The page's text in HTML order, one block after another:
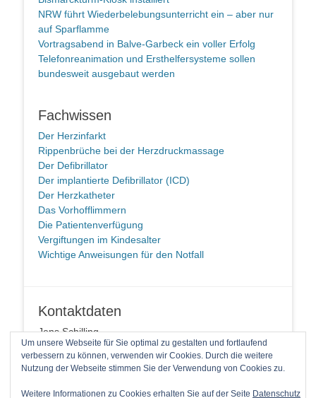
NRW führt Wiederbelebungsunterricht ein – aber nur
auf Sparflamme
Vortragsabend in Balve-Garbeck ein voller Erfolg
Telefonreanimation und Ersthelfersysteme sollen
bundesweit ausgebaut werden
Fachwissen
Der Herzinfarkt
Rippenbrüche bei der Herzdruckmassage
Der Defibrillator
Der implantierte Defibrillator (ICD)
Der Herzkatheter
Das Vorhofflimmern
Die Patientenverfügung
Vergiftungen im Kindesalter
Wichtige Anweisungen für den Notfall
Kontaktdaten
Jens Schilling
58091 Hagen
Telefon: +49 2337 94 90 14 1
E-Mail
Um unsere Webseite für Sie optimal zu gestalten und fortlaufend
verbessern zu können, verwenden wir Cookies. Durch die weitere
Nutzung der Webseite stimmen Sie der Verwendung von Cookies zu.
Weitere Informationen zu Cookies erhalten Sie auf der Seite Datenschutz